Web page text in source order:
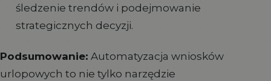
śledzenie trendów i podejmowanie
strategicznych decyzji.
Podsumowanie: Automatyzacja wniosków
urlopowych to nie tylko narzędzie